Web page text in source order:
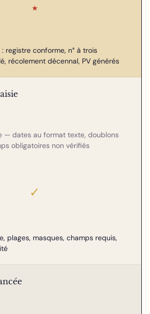
★
: registre conforme, n° à trois
récolement décennal, PV générés
— dates au format texte, doublons
obligatoires non vérifiés
✓
plages, masques, champs requis,